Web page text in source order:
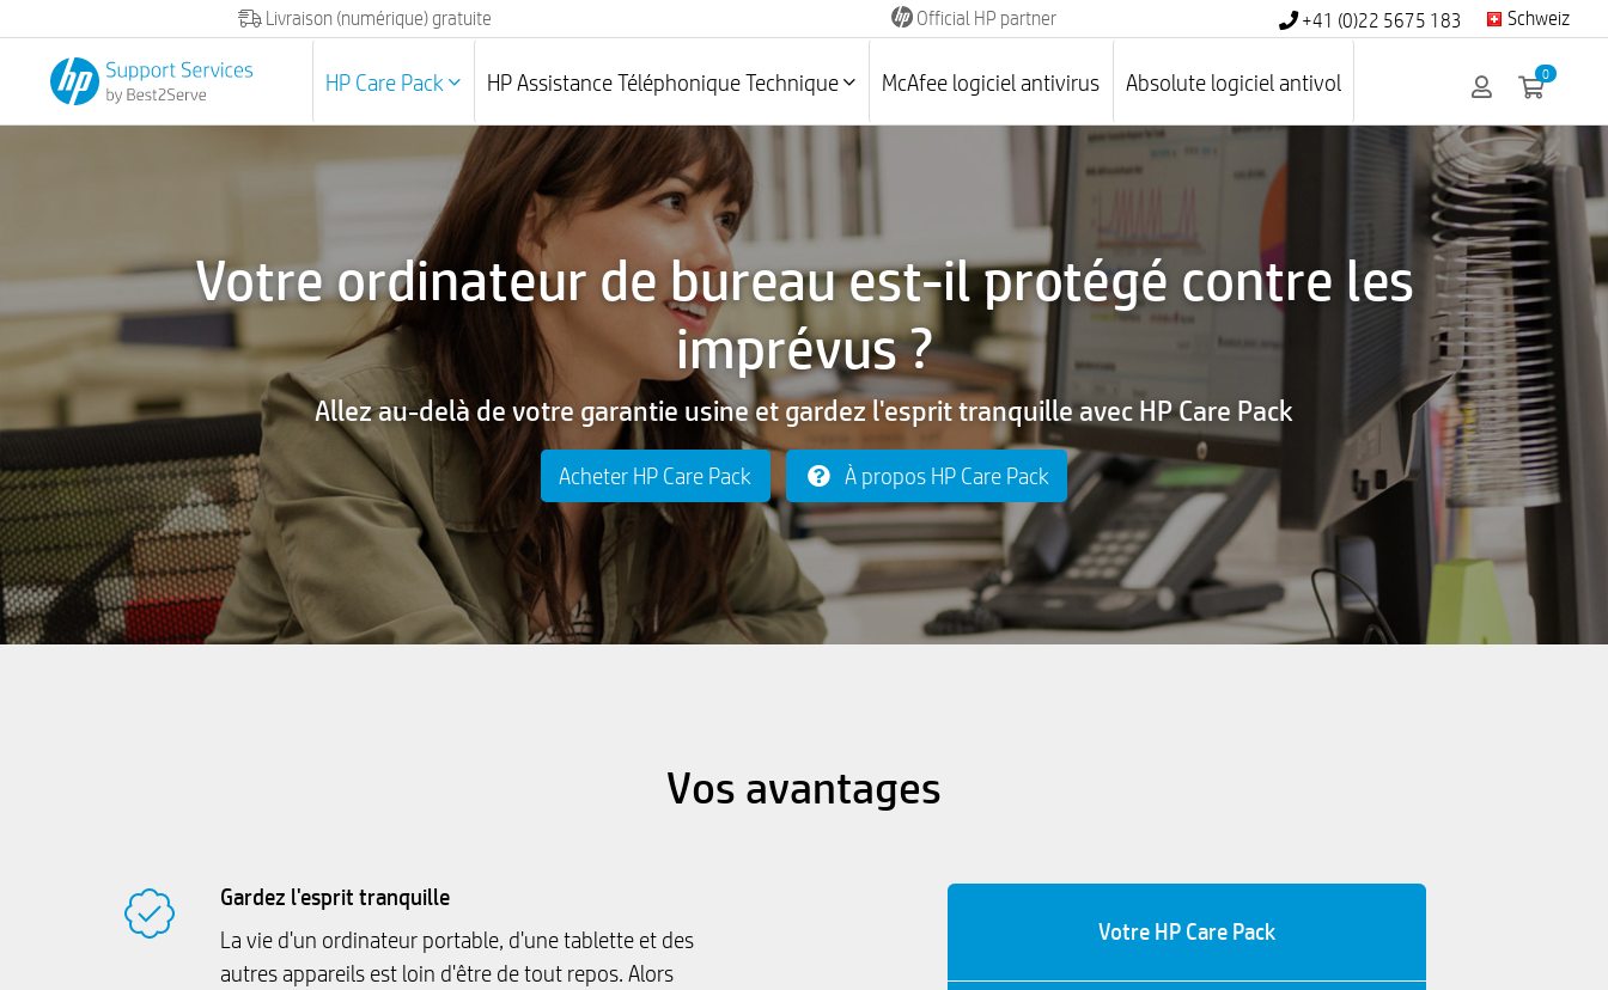
Livraison (numérique) gratuite Official HP partner +41 (0)22 5675 183 Schweiz
HP Care Pack HP Assistance Téléphonique Technique McAfee logiciel antivirus Absolute logiciel antivol 0
Votre ordinateur de bureau est-il protégé contre les
imprévus ?
Allez au-delà de votre garantie usine et gardez l'esprit tranquille avec HP Care Pack
Acheter HP Care Pack À propos HP Care Pack
Vos avantages
Gardez l'esprit tranquille
La vie d'un ordinateur portable, d'une tablette et des
autres appareils est loin d'être de tout repos. Alors
Votre HP Care Pack